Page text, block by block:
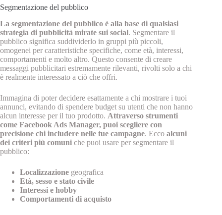
Segmentazione del pubblico
La segmentazione del pubblico è alla base di qualsiasi
strategia di pubblicità mirate sui social. Segmentare il
pubblico significa suddividerlo in gruppi più piccoli,
omogenei per caratteristiche specifiche, come età, interessi,
comportamenti e molto altro. Questo consente di creare
messaggi pubblicitari estremamente rilevanti, rivolti solo a chi
è realmente interessato a ciò che offri.
Immagina di poter decidere esattamente a chi mostrare i tuoi
annunci, evitando di spendere budget su utenti che non hanno
alcun interesse per il tuo prodotto. Attraverso strumenti
come Facebook Ads Manager, puoi scegliere con
precisione chi includere nelle tue campagne. Ecco alcuni
dei criteri più comuni che puoi usare per segmentare il
pubblico:
Localizzazione geografica
Età, sesso e stato civile
Interessi e hobby
Comportamenti di acquisto